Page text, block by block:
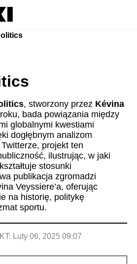
, stworzony przez Kévina
bada powiązania między
globalnymi kwestiami
dogłębnym analizom
projekt ten
ilustrując, w jaki
stosunki
publikacja zgromadzi
Veyssiere’a, oferując
na historię, politykę
sportu.
Luty 06, 2025 09:07